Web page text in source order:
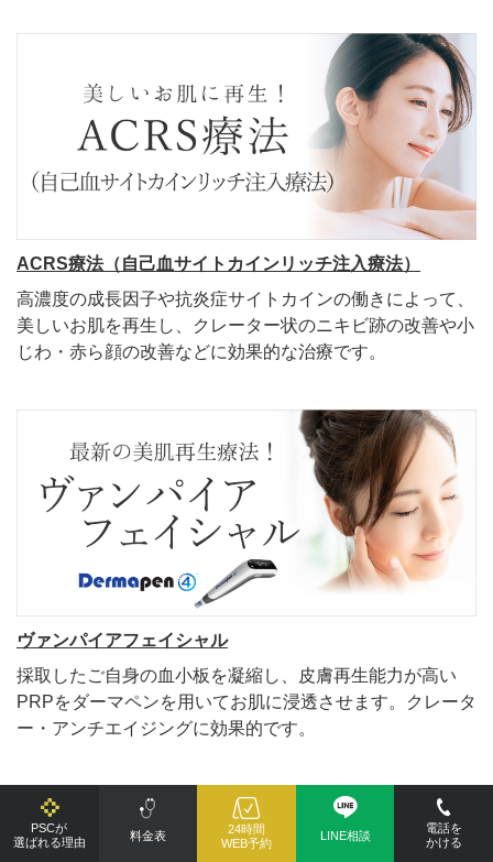
ACRS療法（自己血サイトカインリッチ注入療法）
高濃度の成長因子や抗炎症サイトカインの働きによって、
美しいお肌を再生し、クレーター状のニキビ跡の改善や小
じわ・赤ら顔の改善などに効果的な治療です。
ヴァンパイアフェイシャル
採取したご自身の血小板を凝縮し、皮膚再生能力が高い
PRPをダーマペンを用いてお肌に浸透させます。クレータ
ー・アンチエイジングに効果的です。
関連施術
PSCが
選ばれる理由
料金表
24時間
WEB予約
LINE相談
電話を
かける